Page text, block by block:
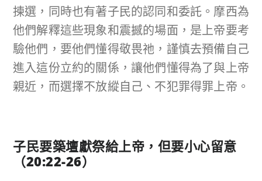
揀選，同時也有著子民的認同和委託。摩西為
他們解釋這些現象和震撼的場面，是上帝要考
驗他們，要他們懂得敬畏祂，謹慎去預備自己
進入這份立約的關係，讓他們懂得為了與上帝
親近，而選擇不放縱自己、不犯罪得罪上帝。
子民要築壇獻祭給上帝，但要小心留意
（20:22-26）